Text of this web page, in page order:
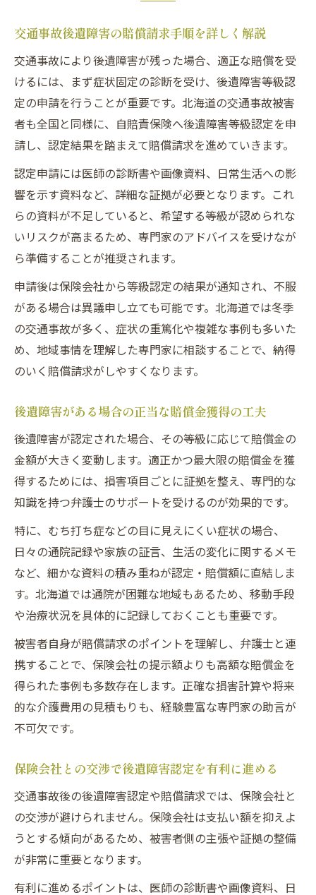
交通事故後遺障害の賠償請求手順を詳しく解説
交通事故により後遺障害が残った場合、適正な賠償を受
けるには、まず症状固定の診断を受け、後遺障害等級認
定の申請を行うことが重要です。北海道の交通事故被害
者も全国と同様に、自賠責保険へ後遺障害等級認定を申
請し、認定結果を踏まえて賠償請求を進めていきます。
認定申請には医師の診断書や画像資料、日常生活への影
響を示す資料など、詳細な証拠が必要となります。これ
らの資料が不足していると、希望する等級が認められな
いリスクが高まるため、専門家のアドバイスを受けなが
ら準備することが推奨されます。
申請後は保険会社から等級認定の結果が通知され、不服
がある場合は異議申し立ても可能です。北海道では冬季
の交通事故が多く、症状の重篤化や複雑な事例も多いた
め、地域事情を理解した専門家に相談することで、納得
のいく賠償請求がしやすくなります。
後遺障害がある場合の正当な賠償金獲得の工夫
後遺障害が認定された場合、その等級に応じて賠償金の
金額が大きく変動します。適正かつ最大限の賠償金を獲
得するためには、損害項目ごとに証拠を整え、専門的な
知識を持つ弁護士のサポートを受けるのが効果的です。
特に、むち打ち症などの目に見えにくい症状の場合、
日々の通院記録や家族の証言、生活の変化に関するメモ
など、細かな資料の積み重ねが認定・賠償額に直結しま
す。北海道では通院が困難な地域もあるため、移動手段
や治療状況を具体的に記録しておくことも重要です。
被害者自身が賠償請求のポイントを理解し、弁護士と連
携することで、保険会社の提示額よりも高額な賠償金を
得られた事例も多数存在します。正確な損害計算や将来
的な介護費用の見積もりも、経験豊富な専門家の助言が
不可欠です。
保険会社との交渉で後遺障害認定を有利に進める
交通事故後の後遺障害認定や賠償請求では、保険会社と
の交渉が避けられません。保険会社は支払い額を抑えよ
うとする傾向があるため、被害者側の主張や証拠の整備
が非常に重要となります。
有利に進めるポイントは、医師の診断書や画像資料、日